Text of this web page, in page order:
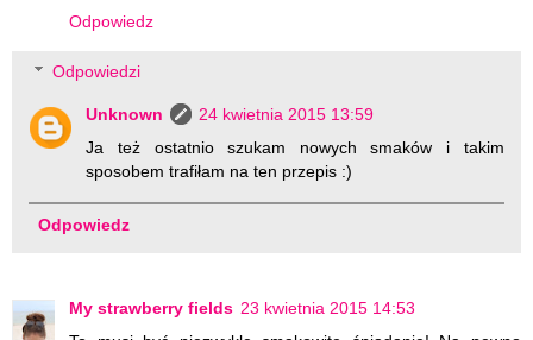
Odpowiedz
Odpowiedzi
Unknown
24 kwietnia 2015 13:59
Ja też ostatnio szukam nowych smaków i takim
sposobem trafiłam na ten przepis :)
Odpowiedz
My strawberry fields 23 kwietnia 2015 14:53